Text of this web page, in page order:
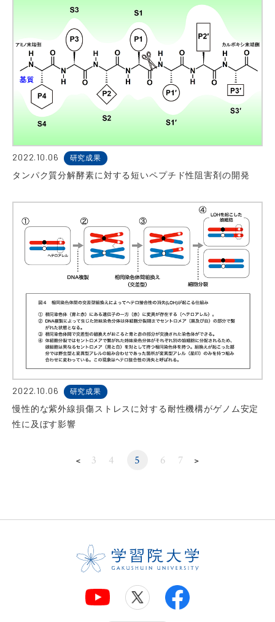
2022.10.06 研究成果
タンパク質分解酵素に対する短いペプチド性阻害剤の開発
2022.10.06 研究成果
慢性的な紫外線損傷ストレスに対する耐性機構がゲノム安定
性に及ぼす影響
＜ 3 4 5 6 7 ＞